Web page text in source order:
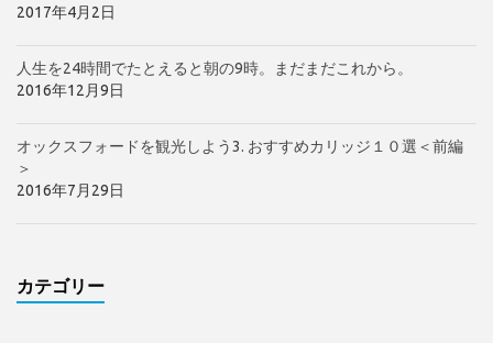
2017年4月2日
人生を24時間でたとえると朝の9時。まだまだこれから。
2016年12月9日
オックスフォードを観光しよう3. おすすめカリッジ１０選＜前編
＞
2016年7月29日
カテゴリー